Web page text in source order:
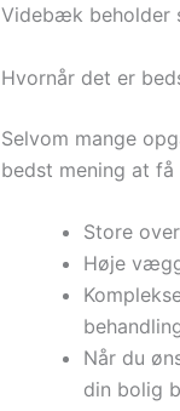
Videbæk beholder
Hvornår det er
Selvom mange
bedst mening at
Store
Høje
Når du
din bolig